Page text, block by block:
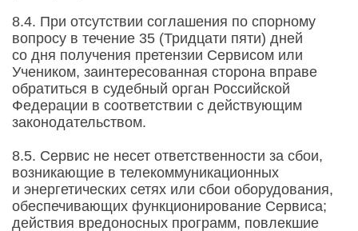
8.4. При отсутствии соглашения по спорному
вопросу в течение 35 (Тридцати пяти) дней
со дня получения претензии Сервисом или
Учеником, заинтересованная сторона вправе
обратиться в судебный орган Российской
Федерации в соответствии с действующим
законодательством.
8.5. Сервис не несет ответственности за сбои,
возникающие в телекоммуникационных
и энергетических сетях или сбои оборудования,
обеспечивающих функционирование Сервиса;
действия вредоносных программ, повлекшие